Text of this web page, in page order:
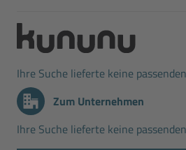
Ihre Suche lieferte keine
Zum Unternehmen
Ihre Suche lieferte keine